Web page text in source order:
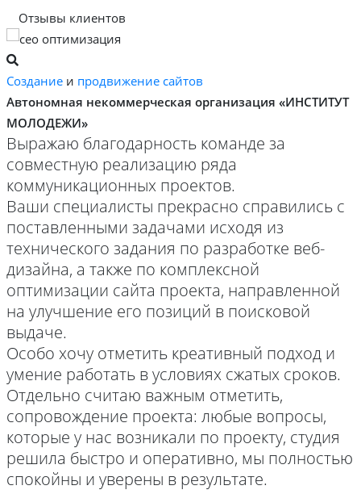
Отзывы клиентов
Создание и продвижение сайтов
Автономная некоммерческая организация «ИНСТИТУТ
МОЛОДЕЖИ»
Выражаю благодарность команде за
совместную реализацию ряда
коммуникационных проектов.
Ваши специалисты прекрасно справились с
поставленными задачами исходя из
технического задания по разработке веб-
дизайна, а также по комплексной
оптимизации сайта проекта, направленной
на улучшение его позиций в поисковой
выдаче.
Особо хочу отметить креативный подход и
умение работать в условиях сжатых сроков.
Отдельно считаю важным отметить,
сопровождение проекта: любые вопросы,
которые у нас возникали по проекту, студия
решила быстро и оперативно, мы полностью
спокойны и уверены в результате.